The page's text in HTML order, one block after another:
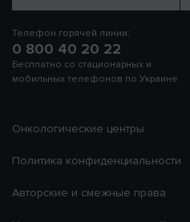
Телефон горячей линии:
0 800 40 20 22
Бесплатно со стационарных и
мобильных телефонов по Украине
Онкологические центры
Политика конфиденциальности
Авторские и смежные права